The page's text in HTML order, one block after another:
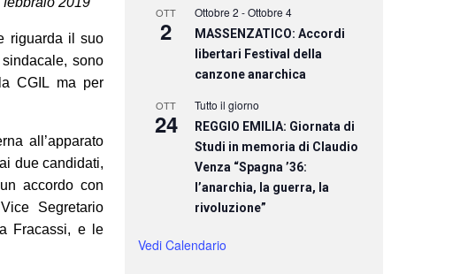
riguarda il suo
sono
CGIL ma per
all’apparato
due candidati,
accordo con
Segretario
Fracassi, e le
OTT
2
Ottobre 2 -Ottobre 4
MASSENZATICO: Accordi
libertari Festival della
canzone anarchica
OTT
24
Tutto il giorno
REGGIO EMILIA: Giornata di
Studi in memoria di Claudio
Venza “Spagna ’36:
l’anarchia, la guerra, la
rivoluzione”
Vedi Calendario